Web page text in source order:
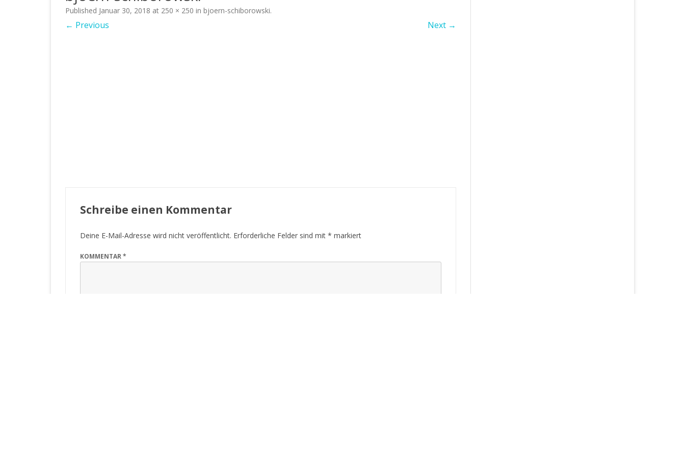
Published Januar 30, 2018 at 250 × 250 in bjoern-schiborowski.
← Previous Next →
Schreibe einen Kommentar
Deine E-Mail-Adresse wird nicht veröffentlicht. Erforderliche Felder sind mit * markiert
KOMMENTAR*